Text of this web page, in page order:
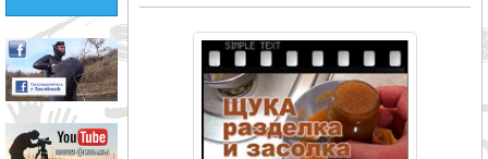
Искать
Любое из
слов
Все